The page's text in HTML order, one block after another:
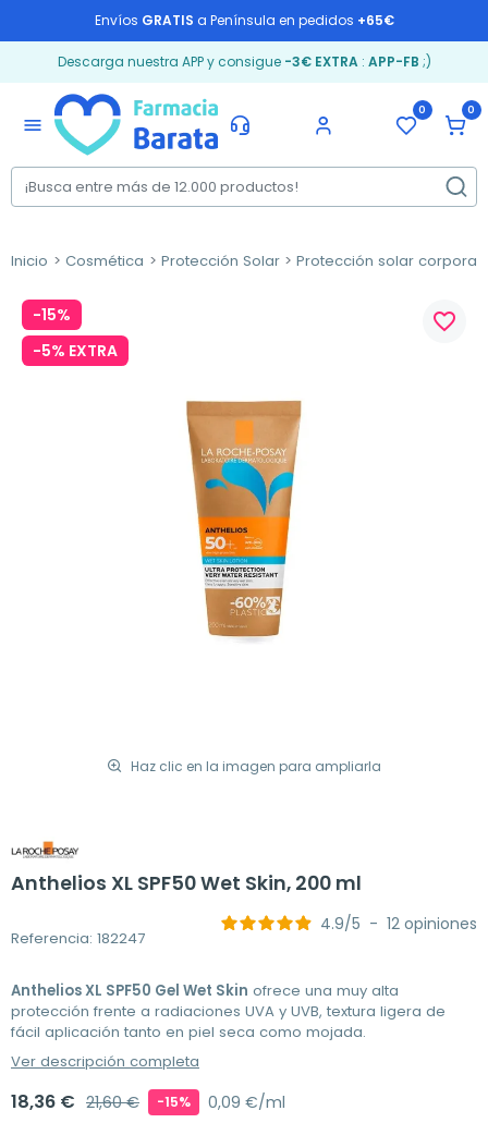
Envíos GRATIS a Península en pedidos +65€
Descarga nuestra APP y consigue -3€ EXTRA: APP-FB ;)
menu
0 0
Inicio Cosmética Protección Solar Protección solar corporal
-15%
-5% EXTRA
Haz clic en la imagen para ampliarla
favorite_border
Anthelios XL SPF50 Wet Skin, 200 ml
Referencia: 182247
4.9/5 - 12 opiniones
Anthelios XL SPF50 Gel Wet Skin ofrece una muy alta
protección frente a radiaciones UVA y UVB, textura ligera de
fácil aplicación tanto en piel seca como mojada.
Ver descripción completa
18,36 € 21,60 € -15% 0,09 €/ml